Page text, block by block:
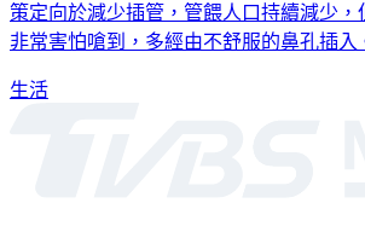
策定向於減少插管，管餵人口持續減少，
非常害怕嗆到，多經由不舒服的鼻孔插入
生活